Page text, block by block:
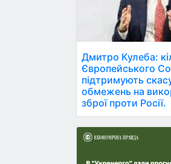
Дмитро Кулеба:
Європейського
підтримують
обмежень на
зброї проти Росії.